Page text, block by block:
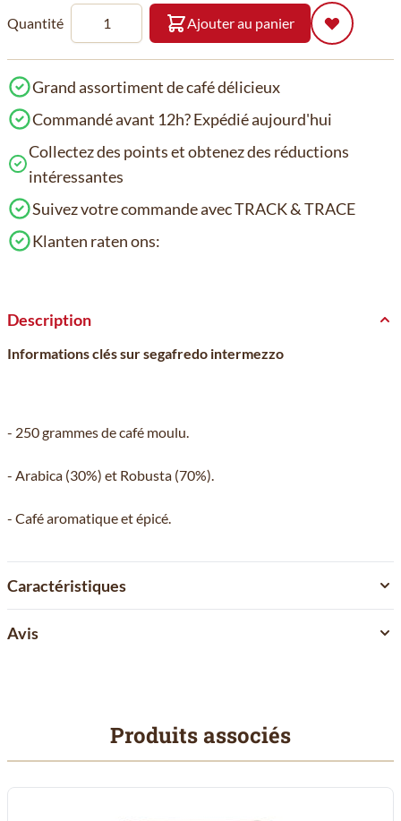
Quantité
Ajouter au panier
Grand assortiment de café délicieux
Commandé avant 12h? Expédié aujourd'hui
Collectez des points et obtenez des réductions
intéressantes
Suivez votre commande avec TRACK & TRACE
Klanten raten ons:
Description
Informations clés sur segafredo intermezzo
- 250 grammes de café moulu.
- Arabica (30%) et Robusta (70%).
- Café aromatique et épicé.
Caractéristiques
Avis
Produits associés
Il est possible de naviguer entre les éléments du carrousel à
Cliquer pour passer le carrousel
Cliquer pour accéder à la navigation en carrousel